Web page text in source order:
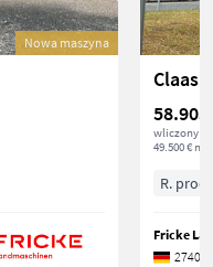
Nowa maszyna
Claas
58.905
wliczony
49.500 €
R.
Fricke
27404